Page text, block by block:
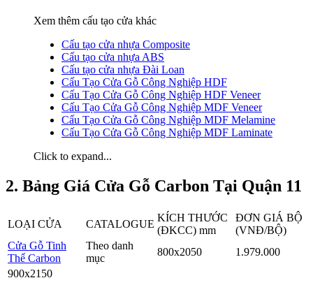
Xem thêm cấu tạo cửa khác
Cấu tạo cửa nhựa Composite
Cấu tạo cửa nhựa ABS
Cấu tạo cửa nhựa Đài Loan
Cấu Tạo Cửa Gỗ Công Nghiệp HDF
Cấu Tạo Cửa Gỗ Công Nghiệp HDF Veneer
Cấu Tạo Cửa Gỗ Công Nghiệp MDF Veneer
Cấu Tạo Cửa Gỗ Công Nghiệp MDF Melamine
Cấu Tạo Cửa Gỗ Công Nghiệp MDF Laminate
Click to expand...
2. Bảng Giá Cửa Gỗ Carbon Tại Quận 11​
LOẠI CỬA CATALOGUE
KÍCH THƯỚC
(ĐKCC) mm
ĐƠN GIÁ BỘ
(VNĐ/BỘ)
Cửa Gỗ Tinh
Thể Carbon
Theo danh
mục
800x2050
1.979.000
900x2150